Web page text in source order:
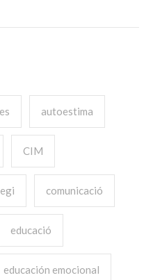
autoestima
CIM
comunicació
educació
educación emocional